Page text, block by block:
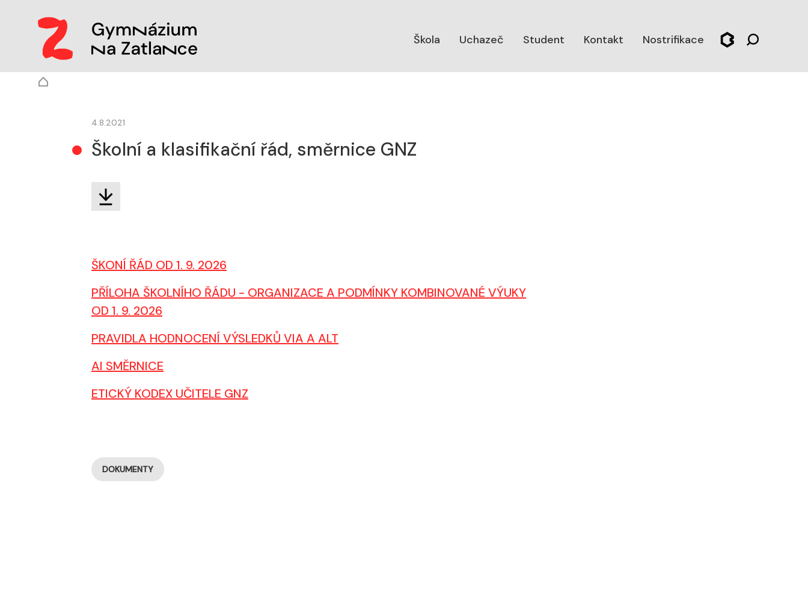
Škola Uchazeč Student Kontakt Nostrifikace
4.8.2021
Školní a klasifikační řád, směrnice GNZ
ŠKONÍ ŘÁD OD 1. 9. 2026
PŘÍLOHA ŠKOLNÍHO ŘÁDU - ORGANIZACE A PODMÍNKY KOMBINOVANÉ VÝUKY
OD 1. 9. 2026
PRAVIDLA HODNOCENÍ VÝSLEDKŮ VIA A ALT
AI SMĚRNICE
ETICKÝ KODEX UČITELE GNZ
DOKUMENTY